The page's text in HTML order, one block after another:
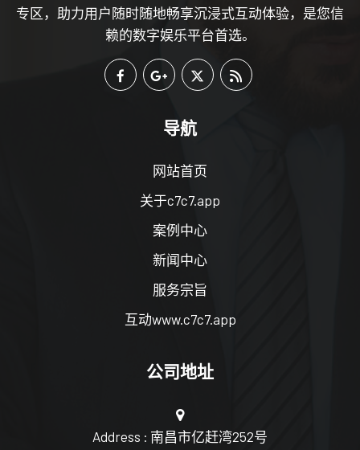
专区，助力用户随时随地畅享沉浸式互动体验，是您信
赖的数字娱乐平台首选。
导航
网站首页
关于c7c7.app
案例中心
新闻中心
服务宗旨
互动www.c7c7.app
公司地址
Address : 南昌市亿赶湾252号